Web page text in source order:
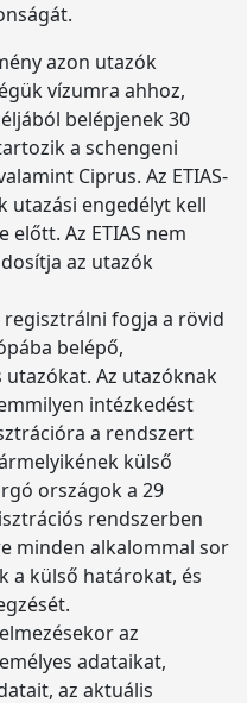
azon utazók
vízumra ahhoz,
belépjenek 30
a schengeni
Ciprus. Az ETIAS-
utazási engedélyt kell
előtt. Az ETIAS nem
az utazók
fogja a rövid
belépő,
Az utazóknak
intézkedést
a rendszert
külső
országok a 29
rendszerben
minden alkalommal sor
a külső határokat, és
az
adataikat,
az aktuális